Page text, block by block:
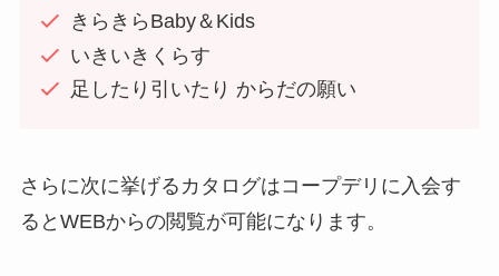
きらきらBaby＆Kids
いきいきくらす
足したり引いたり からだの願い
さらに次に挙げるカタログはコープデリに入会す
るとWEBからの閲覧が可能になります。